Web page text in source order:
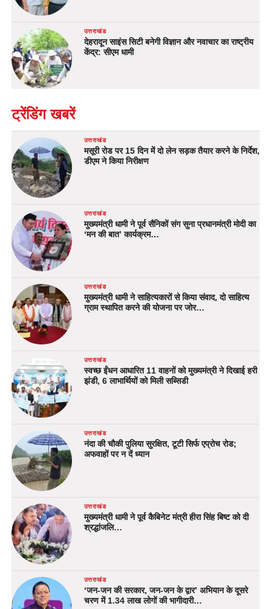
उत्तराखंड
देहरादून साइंस सिटी बनेगी विज्ञान और नवाचार का राष्ट्रीय
केंद्र: सीएम धामी
ट्रेंडिंग खबरें
उत्तराखंड
मसूरी रोड पर 15 दिन में दो लेन सड़क तैयार करने के निर्देश,
डीएम ने किया निरीक्षण
उत्तराखंड
मुख्यमंत्री धामी ने पूर्व सैनिकों संग सुना प्रधानमंत्री मोदी का
‘मन की बात’ कार्यक्रम…
उत्तराखंड
मुख्यमंत्री धामी ने साहित्यकारों से किया संवाद, दो साहित्य
ग्राम स्थापित करने की योजना पर जोर…
उत्तराखंड
स्वच्छ ईंधन आधारित 11 वाहनों को मुख्यमंत्री ने दिखाई हरी
झंडी, 6 लाभार्थियों को मिली सब्सिडी
उत्तराखंड
नंदा की चौकी पुलिया सुरक्षित, टूटी सिर्फ एप्रोच रोड;
अफवाहों पर न दें ध्यान
उत्तराखंड
मुख्यमंत्री धामी ने पूर्व कैबिनेट मंत्री हीरा सिंह बिष्ट को दी
श्रद्धांजलि…
उत्तराखंड
‘जन-जन की सरकार, जन-जन के द्वार’ अभियान के दूसरे
चरण में 1.34 लाख लोगों की भागीदारी…